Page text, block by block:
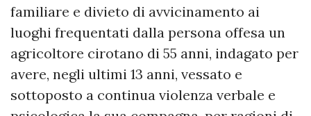
familiare e divieto di avvicinamento ai
luoghi frequentati dalla persona offesa un
agricoltore cirotano di 55 anni, indagato per
avere, negli ultimi 13 anni, vessato e
sottoposto a continua violenza verbale e